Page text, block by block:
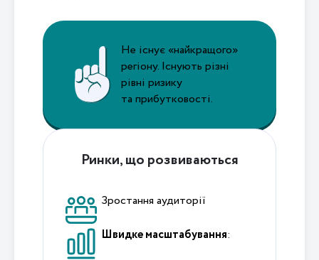
Не існує «найкращого»
регіону. Існують різні
рівні ризику
та прибутковості.
Ринки, що розвиваються
Зростання аудиторії
Швидке масштабування: